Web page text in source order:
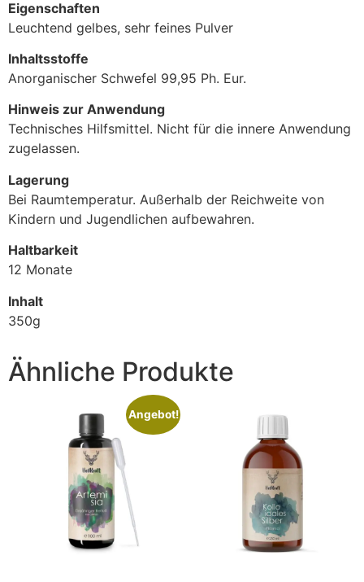
Eigenschaften
Leuchtend gelbes, sehr feines Pulver
Inhaltsstoffe
Anorganischer Schwefel 99,95 Ph. Eur.
Hinweis zur Anwendung
Technisches Hilfsmittel. Nicht für die innere Anwendung
zugelassen.
Lagerung
Bei Raumtemperatur. Außerhalb der Reichweite von
Kindern und Jugendlichen aufbewahren.
Haltbarkeit
12 Monate
Inhalt
350g
Ähnliche Produkte
Angebot!